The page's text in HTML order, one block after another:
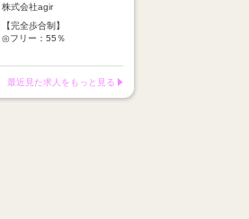
株式会社agir
【完全歩合制】
◎フリー：55％
※報酬は【税込の売上】に対
してお支払い
最近見た求人をもっと見る